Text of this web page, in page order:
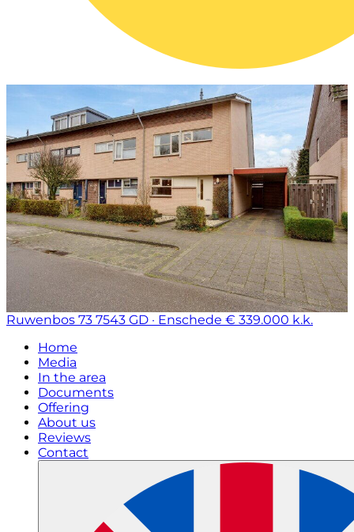
Ruwenbos 73 7543 GD · Enschede € 339.000 k.k.
Home
Media
In the area
Documents
Offering
About us
Reviews
Contact